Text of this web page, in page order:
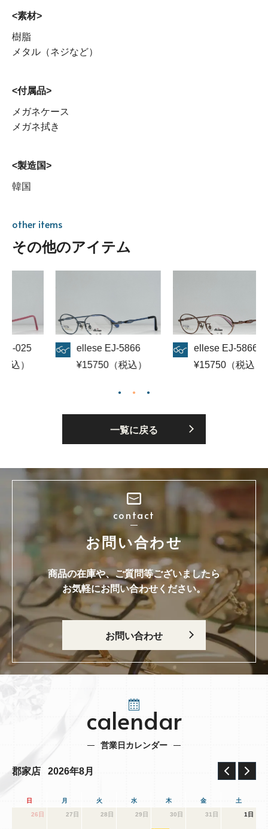
<素材>
樹脂
メタル（ネジなど）
<付属品>
メガネケース
メガネ拭き
<製造国>
韓国
other items
その他のアイテム
ellese EJ-5866
¥15750（税込）
ellese EJ-5866
¥15750（税込）
Slen D
一覧に戻る
contact
お問い合わせ
商品の在庫や、ご質問等ございましたら
お気軽にお問い合わせください。
お問い合わせ
calendar
営業日カレンダー
郡家店 2026年8月
日 月 火 水 木 金 土
26日 27日 28日 29日 30日 31日 1日